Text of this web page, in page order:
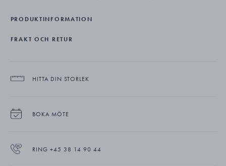
Vänligen kontakta vår kundtjänst för att anpassa ringen efter dina
PRODUKTINFORMATION
FRAKT OCH RETUR
HITTA DIN STORLEK
BOKA MÖTE
RING +45 38 14 90 44